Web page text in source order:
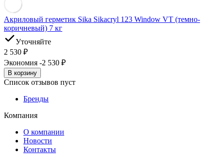
Акриловый герметик Sika Sikacryl 123 Window VT (темно-
коричневый) 7 кг
Уточняйте
2 530 ₽
Экономия -2 530 ₽
В корзину
Список отзывов пуст
Бренды
Компания
О компании
Новости
Контакты